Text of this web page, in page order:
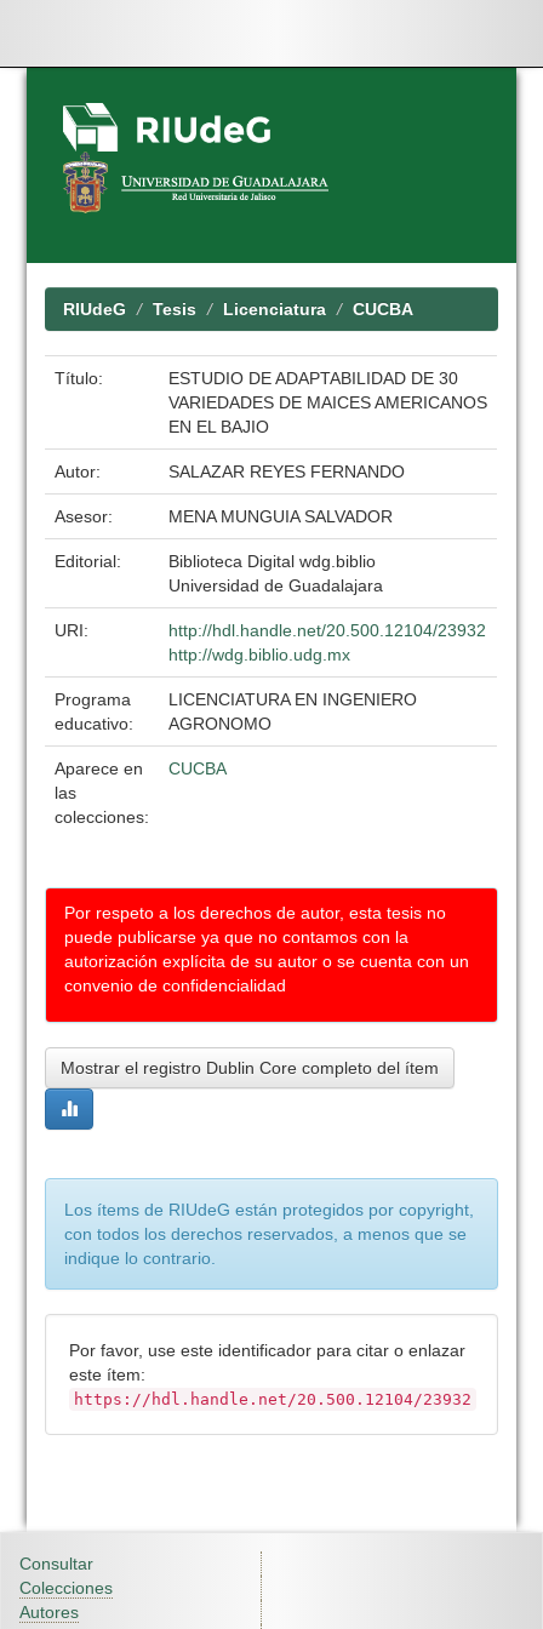
Skip
navigation
RIUdeG Tesis Licenciatura CUCBA
Título:
ESTUDIO DE ADAPTABILIDAD DE 30
VARIEDADES DE MAICES AMERICANOS
EN EL BAJIO
Autor: SALAZAR REYES FERNANDO
Asesor: MENA MUNGUIA SALVADOR
Editorial:
Biblioteca Digital wdg.biblio
Universidad de Guadalajara
URI:
http://hdl.handle.net/20.500.12104/23932
http://wdg.biblio.udg.mx
Programa
educativo:
LICENCIATURA EN INGENIERO
AGRONOMO
Aparece en
las
colecciones:
CUCBA
Por respeto a los derechos de autor, esta tesis no
puede publicarse ya que no contamos con la
autorización explícita de su autor o se cuenta con un
convenio de confidencialidad
Mostrar el registro Dublin Core completo del ítem
Los ítems de RIUdeG están protegidos por copyright,
con todos los derechos reservados, a menos que se
indique lo contrario.
Por favor, use este identificador para citar o enlazar
este ítem:
https://hdl.handle.net/20.500.12104/23932
Consultar
Colecciones
Autores